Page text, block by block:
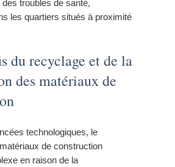
troubles de santé,
les quartiers situés à proximité
du recyclage et de la
des matériaux de
technologiques, le
de construction
en raison de la